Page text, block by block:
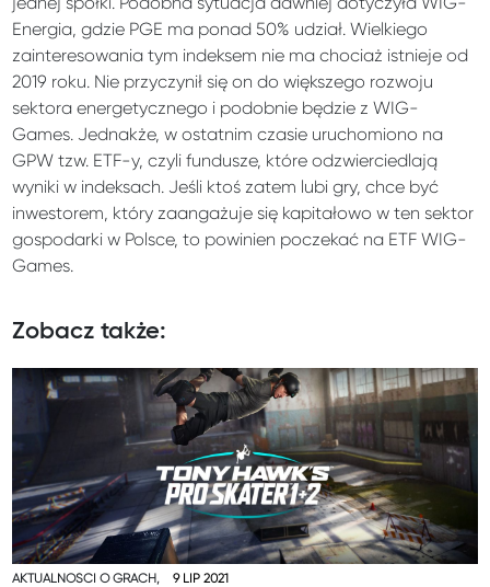
Energia, gdzie PGE ma ponad 50% udział. Wielkiego
zainteresowania tym indeksem nie ma chociaż istnieje od
2019 roku. Nie przyczynił się on do większego rozwoju
sektora energetycznego i podobnie będzie z WIG-
Games. Jednakże, w ostatnim czasie uruchomiono na
GPW tzw. ETF-y, czyli fundusze, które odzwierciedlają
wyniki w indeksach. Jeśli ktoś zatem lubi gry, chce być
inwestorem, który zaangażuje się kapitałowo w ten sektor
gospodarki w Polsce, to powinien poczekać na ETF WIG-
Games.
Zobacz także:
AKTUALNOŚCI O GRACH, 9 LIP 2021